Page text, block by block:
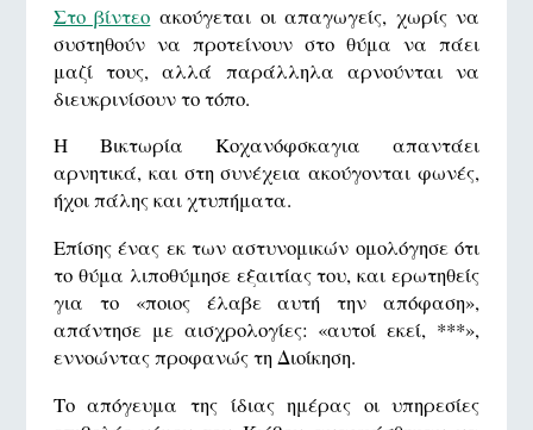
Στο βίντεο ακούγεται οι απαγωγείς, χωρίς να
συστηθούν να προτείνουν στο θύμα να πάει
μαζί τους, αλλά παράλληλα αρνούνται να
διευκρινίσουν το τόπο.
Η Βικτωρία Κοχανόφσκαγια απαντάει
αρνητικά, και στη συνέχεια ακούγονται φωνές,
ήχοι πάλης και χτυπήματα.
Επίσης ένας εκ των αστυνομικών ομολόγησε ότι
το θύμα λιποθύμησε εξαιτίας του, και ερωτηθείς
για το «ποιος έλαβε αυτή την απόφαση»,
απάντησε με αισχρολογίες: «αυτοί εκεί, ***»,
εννοώντας προφανώς τη Διοίκηση.
Το απόγευμα της ίδιας ημέρας οι υπηρεσίες